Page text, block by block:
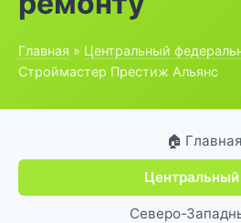
Главная » Центральный
Строймастер Престиж Альянс
🏠 Главная
Северо-